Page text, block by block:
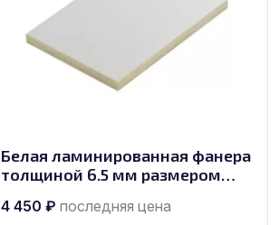
Белая ламинированная фанера
толщиной 6.5 мм размером
4 450 ₽ последняя цена